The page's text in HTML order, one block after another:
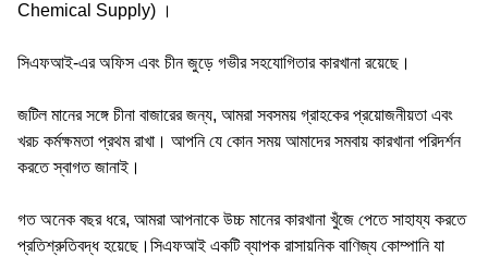
Chemical Supply) ।
সিএফআই-এর অফিস এবং চীন জুড়ে গভীর সহযোগিতার কারখানা রয়েছে।
জটিল মানের সঙ্গে চীনা বাজারের জন্য, আমরা সবসময় গ্রাহকের প্রয়োজনীয়তা এবং
খরচ কর্মক্ষমতা প্রথম রাখা। আপনি যে কোন সময় আমাদের সমবায় কারখানা পরিদর্শন
করতে স্বাগত জানাই।
গত অনেক বছর ধরে, আমরা আপনাকে উচ্চ মানের কারখানা খুঁজে পেতে সাহায্য করতে
প্রতিশ্রুতিবদ্ধ হয়েছে।সিএফআই একটি ব্যাপক রাসায়নিক বাণিজ্য কোম্পানি যা